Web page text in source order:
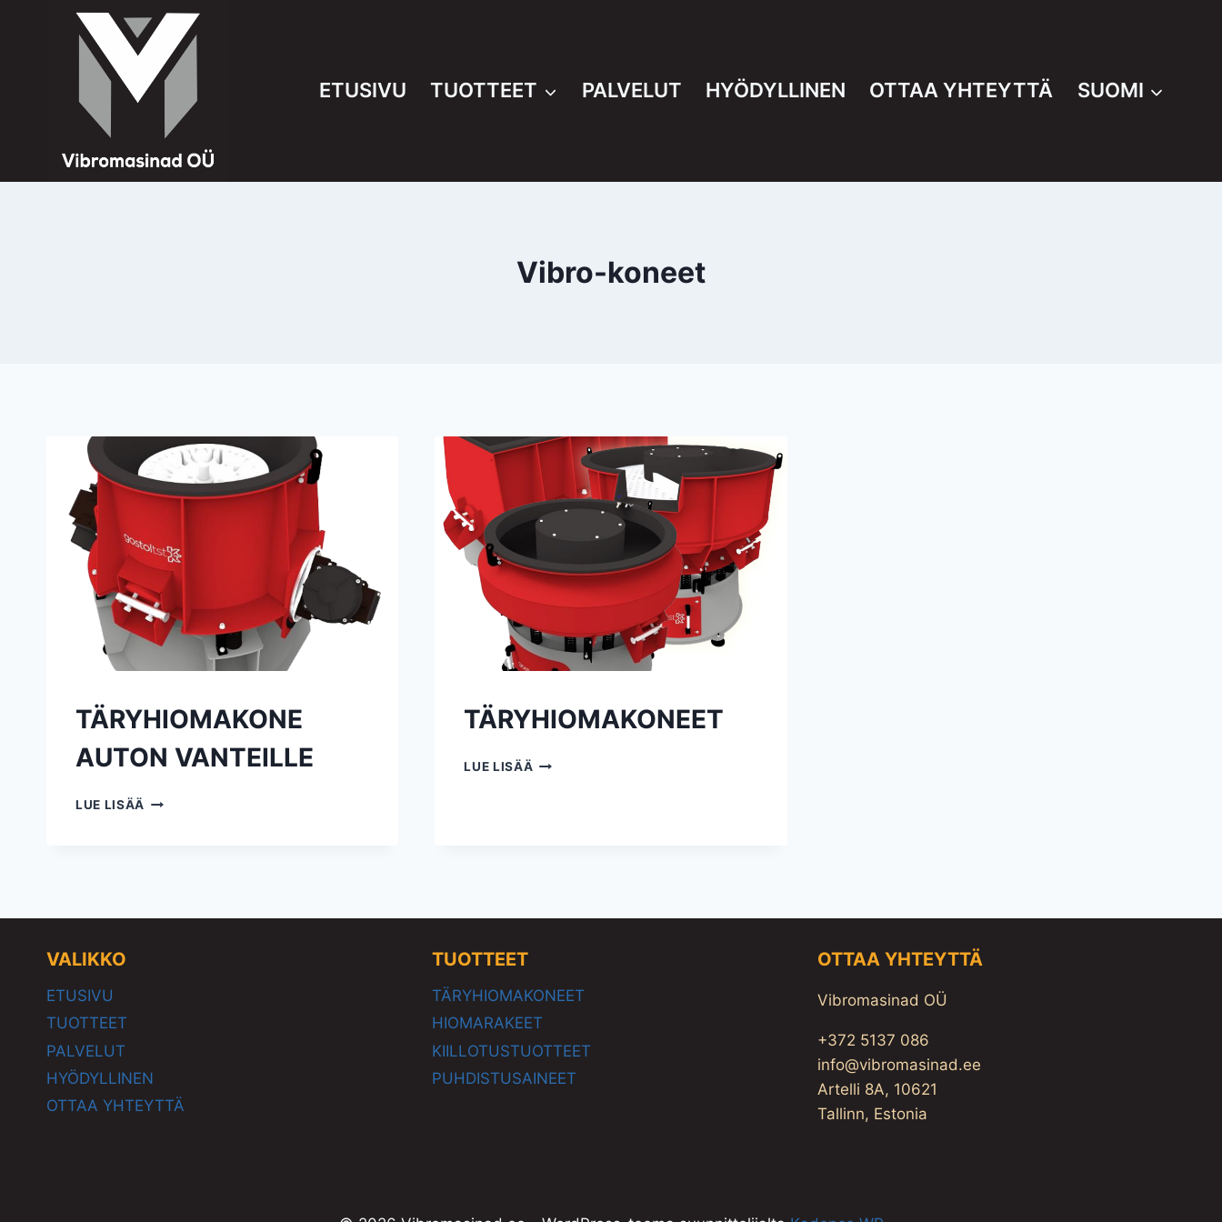
ETUSIVU TUOTTEET PALVELUT HYÖDYLLINEN OTTAA YHTEYTTÄ SUOMI
Vibro-koneet
TÄRYHIOMAKONE
AUTON VANTEILLE
LUE LISÄÄ TÄRYHIOMAKONE
TÄRYHIOMAKONEET
LUE LISÄÄ TÄRYHIOMAKONEET
VALIKKO
ETUSIVU
TUOTTEET
PALVELUT
HYÖDYLLINEN
OTTAA YHTEYTTÄ
TUOTTEET
TÄRYHIOMAKONEET
HIOMARAKEET
KIILLOTUSTUOTTEET
PUHDISTUSAINEET
OTTAA YHTEYTTÄ
Vibromasinad OÜ
+372 5137 086
info@vibromasinad.ee
Artelli 8A, 10621
Tallinn, Estonia